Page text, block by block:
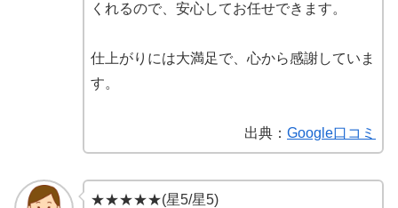
くれるので、安心してお任せできます。
仕上がりには大満足で、心から感謝していま
す。
出典： Google口コミ
★★★★★(星5/星5)